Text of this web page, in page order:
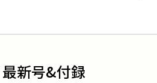
最新号&付録